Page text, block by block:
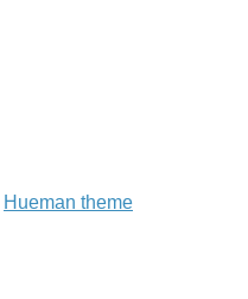
Hueman theme